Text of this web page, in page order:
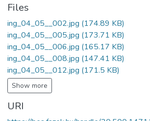
Files
ing_04_05__002.jpg (174.89 KB)
ing_04_05__005.jpg (173.71 KB)
ing_04_05__006.jpg (165.17 KB)
ing_04_05__008.jpg (147.41 KB)
ing_04_05__012.jpg (171.5 KB)
Show more
URI